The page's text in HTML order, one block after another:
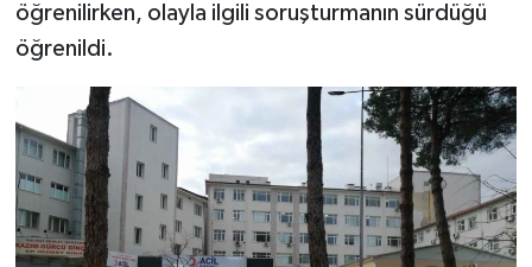
öğrenilirken, olayla ilgili soruşturmanın sürdüğü
öğrenildi.